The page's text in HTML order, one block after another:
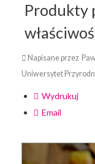
Produkty
Napisane przez
Uniwersytet
Wydrukuj
Email